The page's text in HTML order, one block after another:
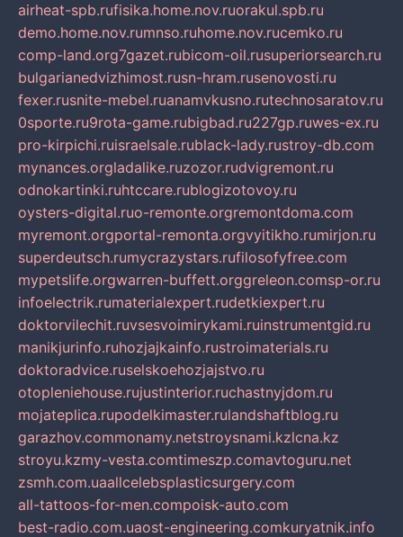
airheat-spb.rufisika.home.nov.ruorakul.spb.ru
demo.home.nov.rumnso.ruhome.nov.rucemko.ru
comp-land.org7gazet.rubicom-oil.rusuperiorsearch.ru
bulgarianedvizhimost.rusn-hram.rusenovosti.ru
fexer.rusnite-mebel.ruanamvkusno.rutechnosaratov.ru
0sporte.ru9rota-game.rubigbad.ru227gp.ruwes-ex.ru
pro-kirpichi.ruisraelsale.rublack-lady.rustroy-db.com
mynances.orgladalike.ruzozor.rudvigremont.ru
odnokartinki.ruhtccare.rublogizotovoy.ru
oysters-digital.ruo-remonte.orgremontdoma.com
myremont.orgportal-remonta.orgvyitikho.rumirjon.ru
superdeutsch.rumycrazystars.rufilosofyfree.com
mypetslife.orgwarren-buffett.orggreleon.comsp-or.ru
infoelectrik.rumaterialexpert.rudetkiexpert.ru
doktorvilechit.ruvsesvoimirykami.ruinstrumentgid.ru
manikjurinfo.ruhozjajkainfo.rustroimaterials.ru
doktoradvice.ruselskoehozjajstvo.ru
otopleniehouse.rujustinterior.ruchastnyjdom.ru
mojateplica.rupodelkimaster.rulandshaftblog.ru
garazhov.commonamy.netstroysnami.kzlcna.kz
stroyu.kzmy-vesta.comtimeszp.comavtoguru.net
zsmh.com.uaallcelebsplasticsurgery.com
all-tattoos-for-men.compoisk-auto.com
best-radio.com.uaost-engineering.comkuryatnik.info